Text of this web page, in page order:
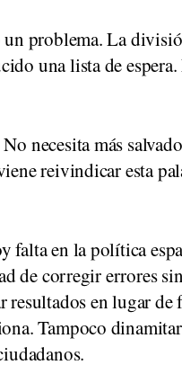
un problema. La
una lista de
necesita más
reivindicar esta
falta en la política
de corregir errores
resultados en lugar de
Tampoco